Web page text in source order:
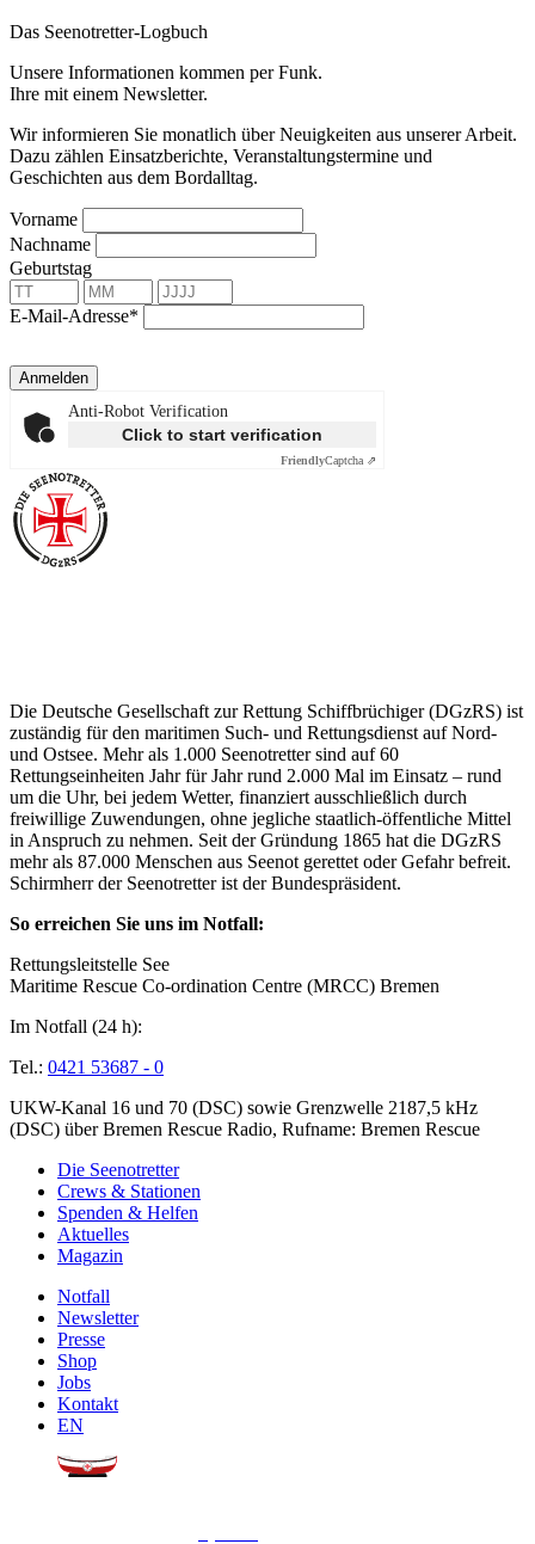
Das Seenotretter-Logbuch
Unsere Informationen kommen per Funk.
Ihre mit einem Newsletter.
Wir informieren Sie monatlich über Neuigkeiten aus unserer Arbeit.
Dazu zählen Einsatzberichte, Veranstaltungstermine und
Geschichten aus dem Bordalltag.
Vorname
Nachname
Geburtstag
E-Mail-Adresse*
Anmelden
Anti-Robot Verification
Click to start verification
FriendlyCaptcha ⇗
Die Deutsche Gesellschaft zur Rettung Schiffbrüchiger (DGzRS) ist
zuständig für den maritimen Such- und Rettungsdienst auf Nord-
und Ostsee. Mehr als 1.000 Seenotretter sind auf 60
Rettungseinheiten Jahr für Jahr rund 2.000 Mal im Einsatz – rund
um die Uhr, bei jedem Wetter, finanziert ausschließlich durch
freiwillige Zuwendungen, ohne jegliche staatlich-öffentliche Mittel
in Anspruch zu nehmen. Seit der Gründung 1865 hat die DGzRS
mehr als 87.000 Menschen aus Seenot gerettet oder Gefahr befreit.
Schirmherr der Seenotretter ist der Bundespräsident.
So erreichen Sie uns im Notfall:
Rettungsleitstelle See
Maritime Rescue Co-ordination Centre (MRCC) Bremen
Im Notfall (24 h):
Tel.: 0421 53687 - 0
UKW-Kanal 16 und 70 (DSC) sowie Grenzwelle 2187,5 kHz
(DSC) über Bremen Rescue Radio, Rufname: Bremen Rescue
Die Seenotretter
Crews & Stationen
Spenden & Helfen
Aktuelles
Magazin
Notfall
Newsletter
Presse
Shop
Jobs
Kontakt
EN